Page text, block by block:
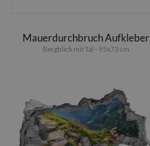
Mauerdurchbruch Aufkleber
Bergblick mit Tal - 95x73 cm